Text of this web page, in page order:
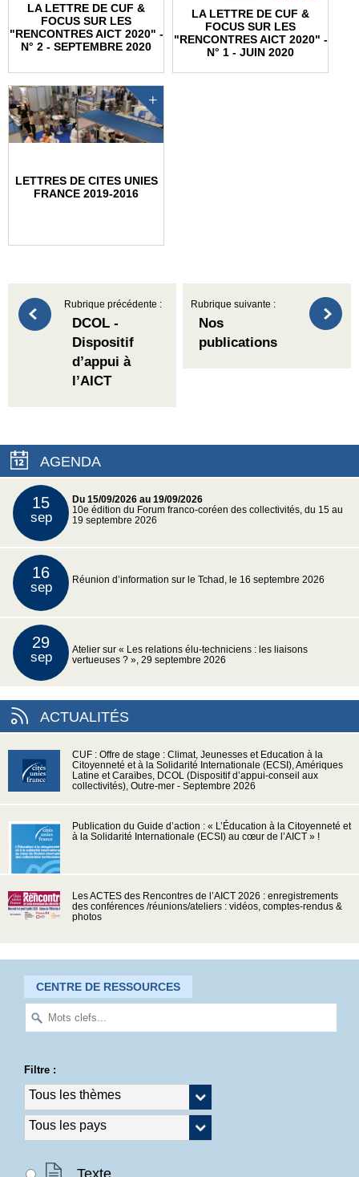
LA LETTRE DE CUF &
FOCUS SUR LES
"RENCONTRES AICT 2020" -
N° 2 - SEPTEMBRE 2020
LA LETTRE DE CUF &
FOCUS SUR LES
"RENCONTRES AICT 2020" -
N° 1 - JUIN 2020
LETTRES DE CITES UNIES
FRANCE 2019-2016
Rubrique précédente :
DCOL -
Dispositif
d’appui à
l’AICT
Rubrique suivante :
Nos
publications
AGENDA
15
sep
Du 15/09/2026 au 19/09/2026
10e édition du Forum franco-coréen des collectivités, du 15 au
19 septembre 2026
16
sep Réunion d’information sur le Tchad, le 16 septembre 2026
29
sep
Atelier sur « Les relations élu-techniciens : les liaisons
vertueuses ? », 29 septembre 2026
ACTUALITÉS
CUF : Offre de stage : Climat, Jeunesses et Education à la
Citoyenneté et à la Solidarité Internationale (ECSI), Amériques
Latine et Caraïbes, DCOL (Dispositif d’appui-conseil aux
collectivités), Outre-mer - Septembre 2026
Publication du Guide d’action : « L’Éducation à la Citoyenneté et
à la Solidarité Internationale (ECSI) au cœur de l’AICT » !
Les ACTES des Rencontres de l’AICT 2026 : enregistrements
des conférences /réunions/ateliers : vidéos, comptes-rendus &
photos
CENTRE DE RESSOURCES
Filtre :
Texte